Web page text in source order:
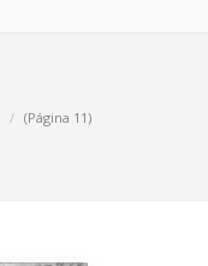
(Página 11)